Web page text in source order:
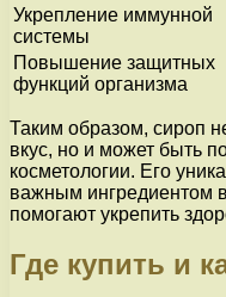
Укрепление иммунной
системы
Повышение защитных
функций организма
Таким образом, сироп
вкус, но и может быть
косметологии. Его
важным ингредиентом
помогают укрепить
Где купить и